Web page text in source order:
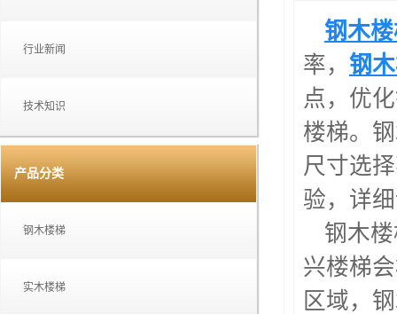
行业新闻
技术知识
产品分类
钢木楼梯
实木楼梯
钢木
率， 钢
点，优
楼梯。
尺寸选
验，详
钢木
兴楼梯
区域，